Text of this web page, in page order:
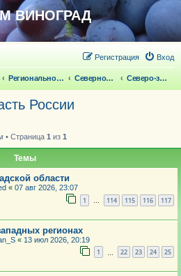
ВИНОГРАД
Вход
Регистрация
Региональное виноградарство Северное виноградарство Северо-западная часть России
России
• Страница 1 из 1
Темы
области
« 07 авг 2026, 23:07
1 … 114 115 116 117
регионах
« 13 июл 2026, 20:19
1 22 23 24 25